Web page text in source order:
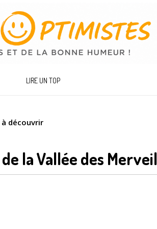
LIRE UN TOP
à découvrir
de la Vallée des